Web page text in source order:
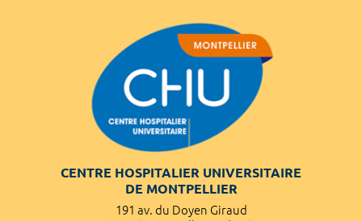
CENTRE HOSPITALIER UNIVERSITAIRE
DE MONTPELLIER
191 av. du Doyen Giraud